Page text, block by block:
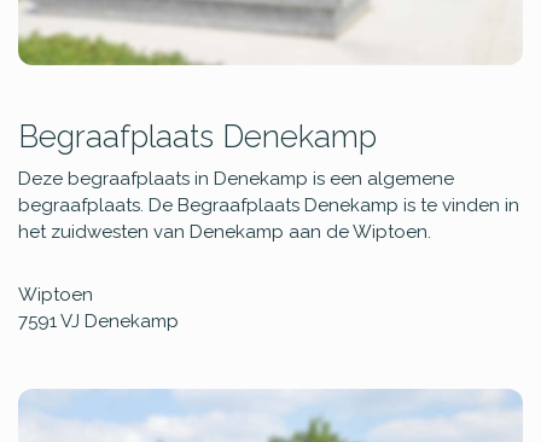
Begraafplaats Denekamp
Deze begraafplaats in Denekamp is een algemene
begraafplaats. De Begraafplaats Denekamp is te vinden in
het zuidwesten van Denekamp aan de Wiptoen.
Wiptoen
7591 VJ Denekamp